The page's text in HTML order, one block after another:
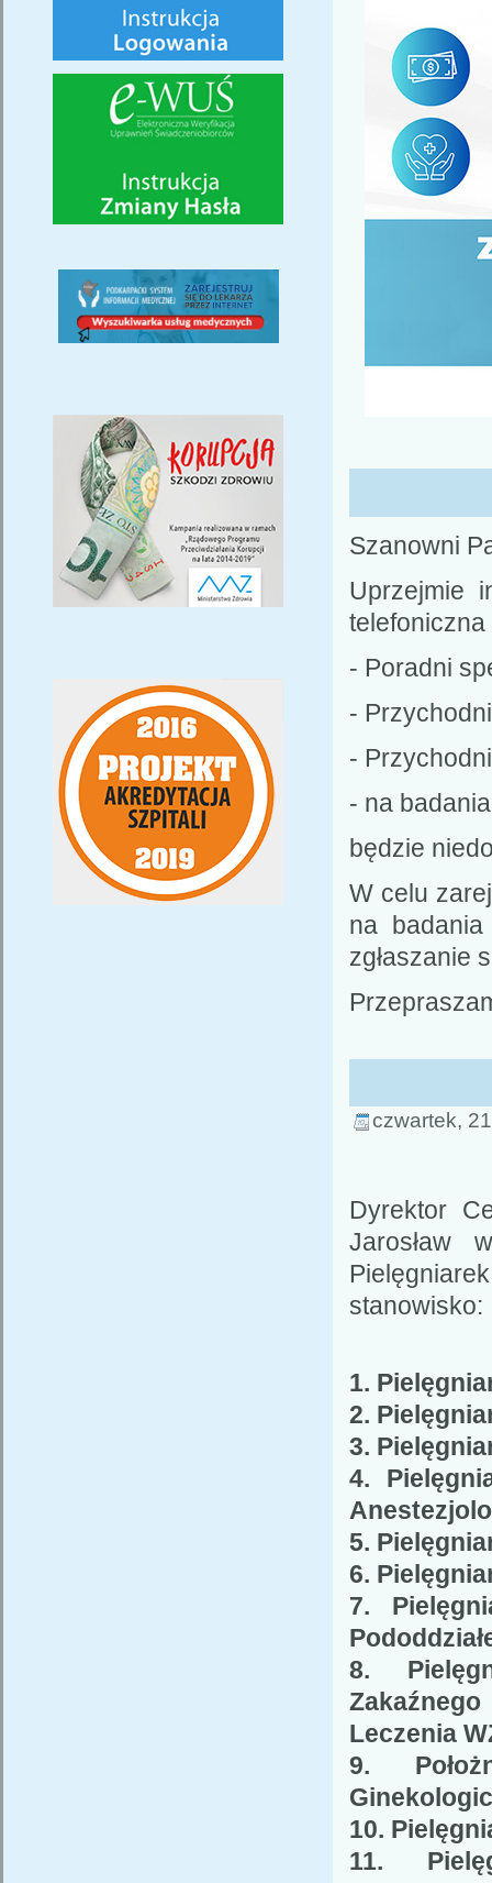
Szanowni
Uprzejmie
telefoniczna
- Poradni
-
-
- na
będzie
W celu
na
zgłaszanie
czwartek,
Dyrektor
Jarosław
stanowisko:
1.
2.
3.
4.
5.
6.
7.
8.
Leczenia
9.
10.
11.